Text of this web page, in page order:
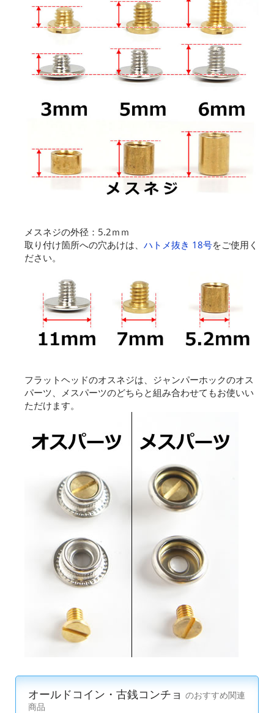
メスネジの外径：5.2ｍｍ
取り付け箇所への穴あけは、 ハトメ抜き 18号をご使用く
ださい。
フラットヘッドのオスネジは、ジャンパーホックのオス
パーツ、メスパーツのどちらと組み合わせてもお使いい
ただけます。
オールドコイン・古銭コンチョ のおすすめ関連
商品